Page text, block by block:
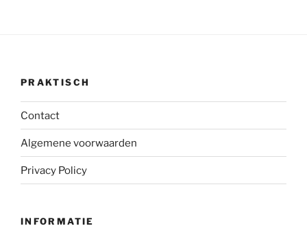
PRAKTISCH
Contact
Algemene voorwaarden
Privacy Policy
INFORMATIE